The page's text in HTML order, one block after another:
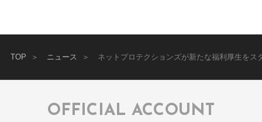
TOP ニュース ネットプロテクションズが新たな福利厚生を
OFFICIAL ACCOUNT